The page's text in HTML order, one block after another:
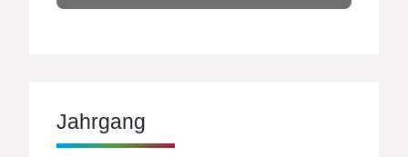
Jahrgang